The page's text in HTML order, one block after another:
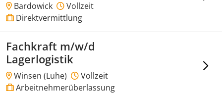
Bardowick
Vollzeit
Direktvermittlung
Fachkraft m/w/d
Lagerlogistik
Winsen (Luhe)
Vollzeit
Arbeitnehmerüberlassung